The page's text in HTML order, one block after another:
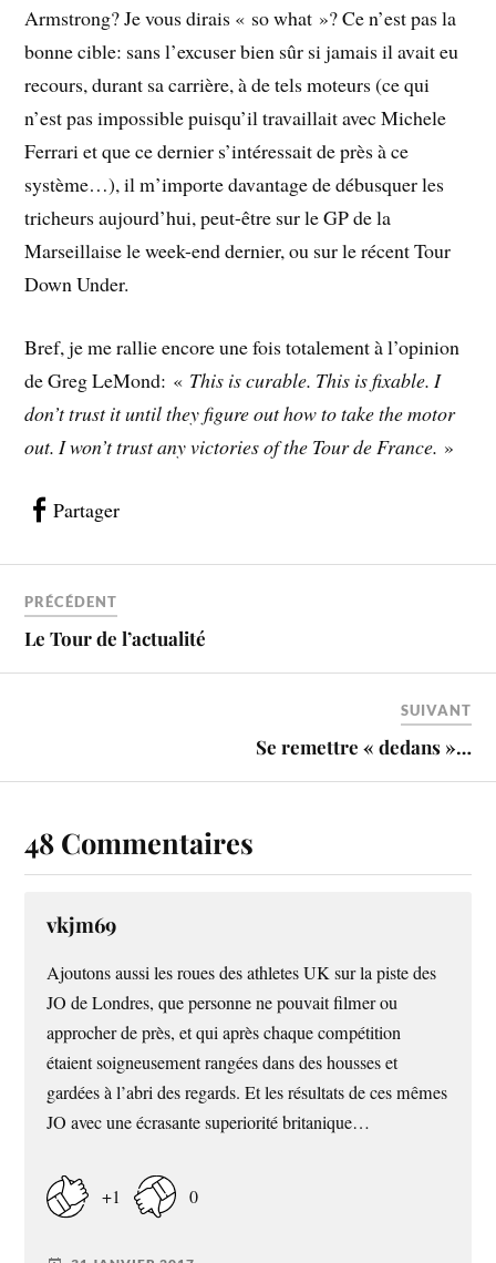
Armstrong? Je vous dirais « so what »? Ce n’est pas la
bonne cible: sans l’excuser bien sûr si jamais il avait eu
recours, durant sa carrière, à de tels moteurs (ce qui
n’est pas impossible puisqu’il travaillait avec Michele
Ferrari et que ce dernier s’intéressait de près à ce
système…), il m’importe davantage de débusquer les
tricheurs aujourd’hui, peut-être sur le GP de la
Marseillaise le week-end dernier, ou sur le récent Tour
Down Under.
Bref, je me rallie encore une fois totalement à l’opinion
de Greg LeMond: « This is curable. This is fixable. I
don’t trust it until they figure out how to take the motor
out. I won’t trust any victories of the Tour de France. »
Partager
PRÉCÉDENT
Le Tour de l’actualité
SUIVANT
Se remettre « dedans »…
48 Commentaires
vkjm69
Ajoutons aussi les roues des athletes UK sur la piste des
JO de Londres, que personne ne pouvait filmer ou
approcher de près, et qui après chaque compétition
étaient soigneusement rangées dans des housses et
gardées à l’abri des regards. Et les résultats de ces mêmes
JO avec une écrasante superiorité britanique…
+1 0